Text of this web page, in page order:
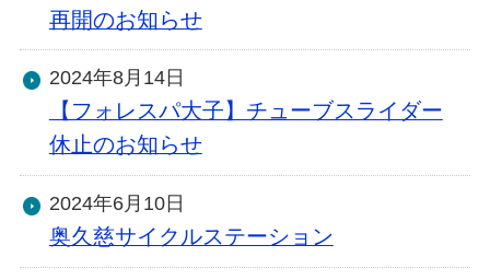
再開のお知らせ
2024年8月14日
【フォレスパ大子】チューブスライダー
休止のお知らせ
2024年6月10日
奥久慈サイクルステーション